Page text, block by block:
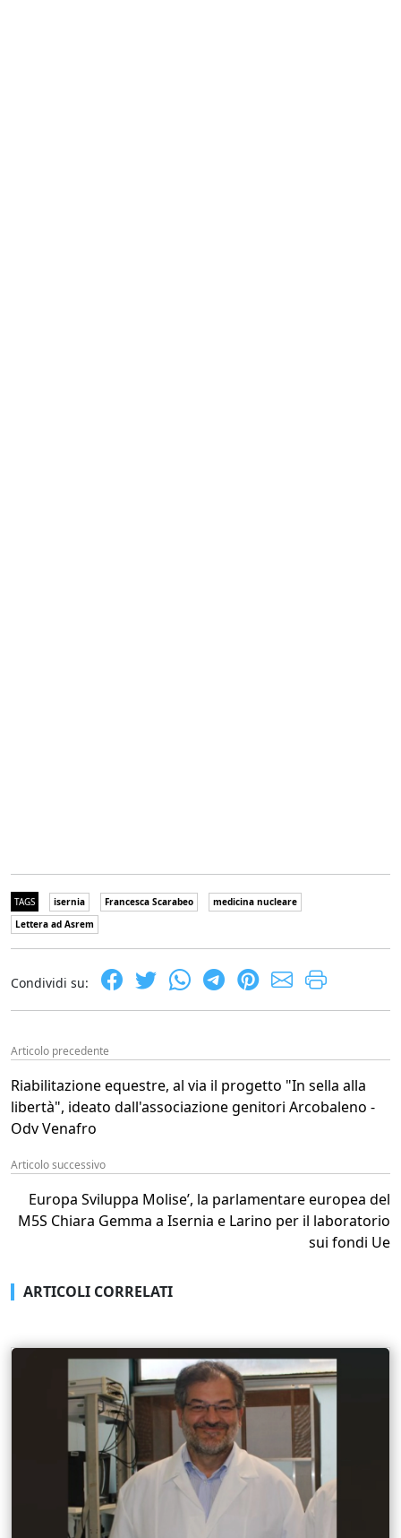
TAGS isernia Francesca Scarabeo
medicina nucleare
Lettera ad Asrem
Condividi su:
Articolo precedente
Riabilitazione equestre, al via il progetto "In sella alla
libertà", ideato dall'associazione genitori Arcobaleno -
Odv Venafro
Articolo successivo
Europa Sviluppa Molise’, la parlamentare europea del
M5S Chiara Gemma a Isernia e Larino per il laboratorio
sui fondi Ue
ARTICOLI CORRELATI